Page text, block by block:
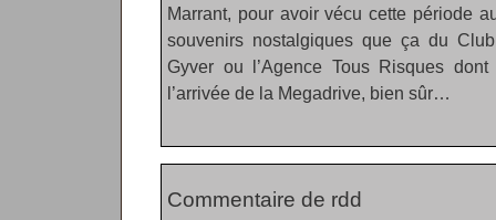
Marrant, pour avoir vécu cette période
souvenirs nostalgiques que ça du
Gyver ou l’Agence Tous Risques
l’arrivée de la Megadrive, bien sûr…
Commentaire de rdd